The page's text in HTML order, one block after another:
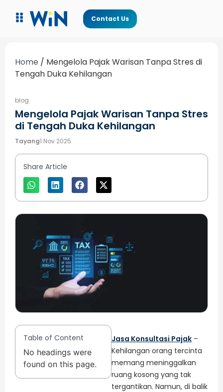
Contact Us
Home / Mengelola Pajak Warisan Tanpa Stres di
Tengah Duka Kehilangan
blog
Mengelola Pajak Warisan Tanpa Stres
di Tengah Duka Kehilangan
Tayang1 Nov 2025
Share Article
Table of Content
No headings were
found on this page.
Jasa Konsultasi Pajak –
Kehilangan orang tercinta
memang meninggalkan
ruang kosong yang tak
tergantikan. Namun, di balik